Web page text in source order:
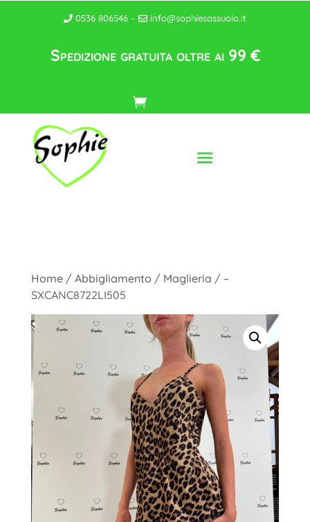
0536 806546 – info@sophiesassuolo.it
Spedizione gratuita oltre ai 99 €
Home/ Abbigliamento / Maglieria / –
SXCANC8722LI505